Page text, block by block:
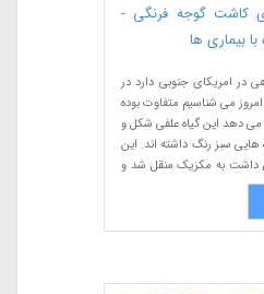
ی کاشت گوجه فرنگی -
با بیماری ها
در امریکای جنوبی دارد در
می شناسیم متفاوت بوده
دهد این گیاه علفی شکل و
هایی سبز رنگ داشته اند. این
داشت به مکزیک منقل شد و
یافت.